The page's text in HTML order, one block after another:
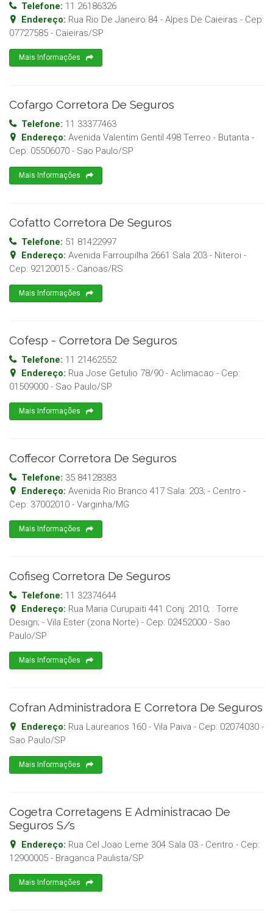
Telefone: 11 26186326
Endereço: Rua Rio De Janeiro 84 - Alpes De Caieiras - Cep:
07727585 - Caieiras/SP
Mais Informações
Cofargo Corretora De Seguros
Telefone: 11 33377463
Endereço: Avenida Valentim Gentil 498 Terreo - Butanta -
Cep: 05506070 - Sao Paulo/SP
Mais Informações
Cofatto Corretora De Seguros
Telefone: 51 81422997
Endereço: Avenida Farroupilha 2661 Sala 203 - Niteroi -
Cep: 92120015 - Canoas/RS
Mais Informações
Cofesp - Corretora De Seguros
Telefone: 11 21462552
Endereço: Rua Jose Getulio 78/90 - Aclimacao - Cep:
01509000 - Sao Paulo/SP
Mais Informações
Coffecor Corretora De Seguros
Telefone: 35 84128383
Endereço: Avenida Rio Branco 417 Sala: 203; - Centro -
Cep: 37002010 - Varginha/MG
Mais Informações
Cofiseg Corretora De Seguros
Telefone: 11 32374644
Endereço: Rua Maria Curupaiti 441 Conj: 2010; : Torre
Design; - Vila Ester (zona Norte) - Cep: 02452000 - Sao
Paulo/SP
Mais Informações
Cofran Administradora E Corretora De Seguros
Endereço: Rua Laureanos 160 - Vila Paiva - Cep: 02074030 -
Sao Paulo/SP
Mais Informações
Cogetra Corretagens E Administracao De
Seguros S/s
Endereço: Rua Cel Joao Leme 304 Sala 03 - Centro - Cep:
12900005 - Braganca Paulista/SP
Mais Informações